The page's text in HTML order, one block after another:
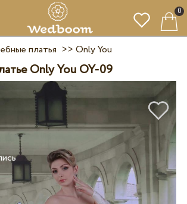
0
платья >> Only You
Only You OY-09
интересовались